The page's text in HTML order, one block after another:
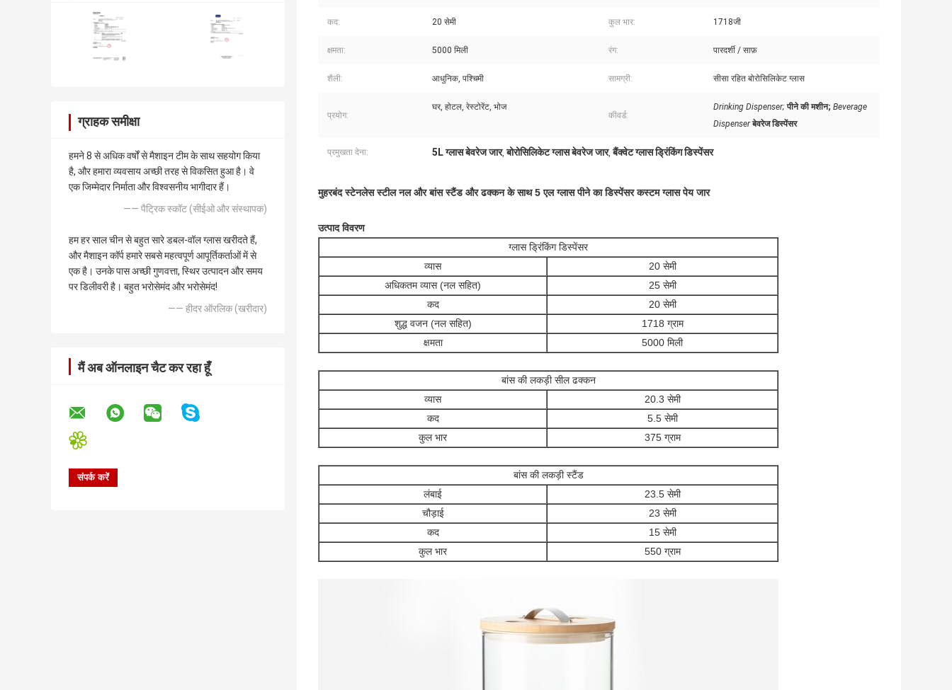
ग्राहक समीक्षा
हमने 8 से अधिक वर्षों से मैशाइन टीम के साथ सहयोग किया
है, और हमारा व्यवसाय अच्छी तरह से विकसित हुआ है। वे
एक जिम्मेदार निर्माता और विश्वसनीय भागीदार हैं।
—— पैट्रिक स्कॉट (सीईओ और संस्थापक)
हम हर साल चीन से बहुत सारे डबल-वॉल ग्लास खरीदते हैं,
और मैशाइन कॉर्प हमारे सबसे महत्वपूर्ण आपूर्तिकर्ताओं में से
एक है। उनके पास अच्छी गुणवत्ता, स्थिर उत्पादन और समय
पर डिलीवरी है। बहुत भरोसेमंद और भरोसेमंद!
—— हीदर ऑरलिक (खरीदार)
मैं अब ऑनलाइन चैट कर रहा हूँ
कद: 20 सेमी कुल भार: 1718जी
क्षमता: 5000 मिली रंग: पारदर्शी / साफ़
शैली: आधुनिक, पश्चिमी सामग्री: सीसा रहित बोरोसिलिकेट ग्लास
प्रयोग:
घर, होटल, रेस्टोरेंट, भोज
कीवर्ड:
Drinking Dispenser; पीने की मशीन; Beverage
Dispenser बेवरेज डिस्पेंसर
प्रमुखता देना: 5L ग्लास बेवरेज जार,बोरोसिलिकेट ग्लास बेवरेज जार,बैंक्वेट ग्लास ड्रिंकिंग डिस्पेंसर
मुहरबंद स्टेनलेस स्टील नल और बांस स्टैंड और ढक्कन के साथ 5 एल ग्लास पीने का डिस्पेंसर कस्टम ग्लास पेय जार
उत्पाद विवरण
ग्लास ड्रिंकिंग डिस्पेंसर
व्यास
20 सेमी
अधिकतम व्यास (नल सहित)
25 सेमी
कद
20 सेमी
शुद्ध वजन (नल सहित)
1718 ग्राम
क्षमता
5000 मिली
बांस की लकड़ी सील ढक्कन
व्यास
20.3 सेमी
कद
5.5 सेमी
कुल भार
375 ग्राम
बांस की लकड़ी स्टैंड
लंबाई
23.5 सेमी
चौड़ाई
23 सेमी
कद
15 सेमी
कुल भार
550 ग्राम